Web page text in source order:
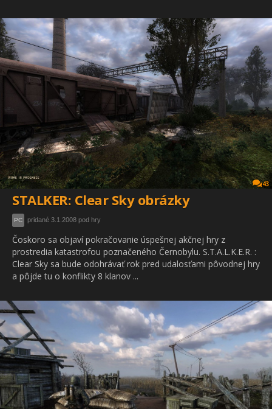
43
STALKER: Clear Sky obrázky
PC pridané 3.1.2008 pod hry
Čoskoro sa objaví pokračovanie úspešnej akčnej hry z
prostredia katastrofou poznačeného Černobylu. S.T.A.L.K.E.R. :
Clear Sky sa bude odohrávať rok pred udalosťami pôvodnej hry
a pôjde tu o konflikty 8 klanov ...